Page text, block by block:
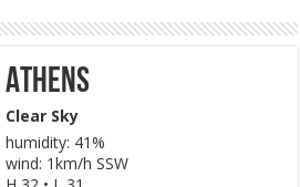
Athens
Clear Sky
humidity: 41%
wind: 1km/h SSW